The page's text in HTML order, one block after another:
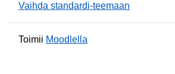
Vaihda standardi-teemaan
Toimii Moodlella